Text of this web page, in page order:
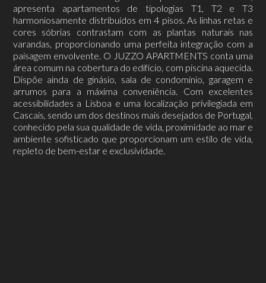
apresenta apartamentos de tipologias T1, T2 e T3
harmoniosamente distribuídos em 4 pisos. As linhas retas e
cores sóbrias contrastam com as plantas naturais nas
varandas, proporcionando uma perfeita integração com a
paisagem envolvente. O JUZZO APARTMENTS conta uma
área comum na cobertura do edifício, com piscina aquecida.
Dispõe ainda de ginásio, sala de condomínio, garagem e
arrumos para a máxima conveniência. Com excelentes
acessibilidades a Lisboa e uma localização privilegiada em
Cascais, sendo um dos destinos mais desejados de Portugal,
conhecido pela sua qualidade de vida, proximidade ao mar e
ambiente sofisticado que proporcionam um estilo de vida,
repleto de bem-estar e exclusividade.